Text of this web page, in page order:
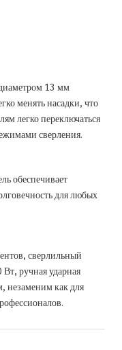
13 мм
менять насадки, что
легко переключаться
сверления.
обеспечивает
для любых
сверлильный
ручная ударная
незаменим как для